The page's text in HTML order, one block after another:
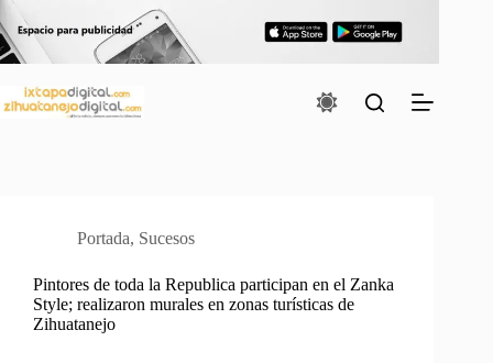
al
contenido
Portada, Sucesos
Pintores de toda la Republica participan en el Zanka
Style; realizaron murales en zonas turísticas de
Zihuatanejo